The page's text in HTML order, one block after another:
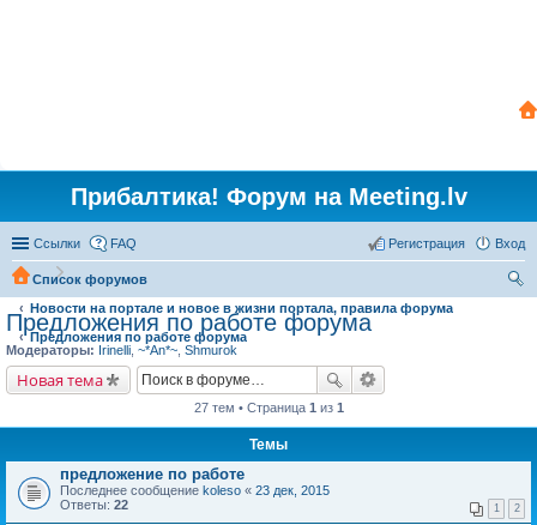
Прибалтика! Форум на Meeting.lv
Ссылки FAQ Вход
Регистрация
Список форумов
Новости на портале и новое в жизни портала, правила форума
Предложения по работе форума
Предложения по работе форума
Модераторы: Irinelli ~*An*~ Shmurok
Новая тема
27 тем • Страница 1 из 1
Темы
предложение по работе
Последнее сообщение koleso « 23 дек, 2015
Ответы: 22 1 2